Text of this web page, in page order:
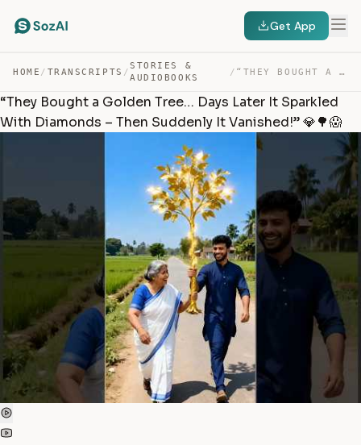
Get App
HOME / TRANSCRIPTS /
STORIES &
AUDIOBOOKS
/ “THEY BOUGHT A GOLDEN TREE… DAYS LATER IT SPARKLED WITH… — TRANSCRIPT
“They Bought a Golden Tree… Days Later It Sparkled
With Diamonds – Then Suddenly It Vanished!” 💎🌳😱